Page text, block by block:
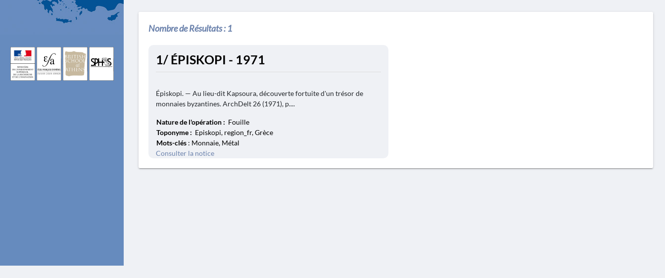
Nombre de Résultats :1
1/ ÉPISKOPI - 1971
Épiskopi. — Au lieu-dit Kapsoura, découverte fortuite d'un trésor de
monnaies byzantines. ArchDelt 26 (1971), p....
Nature de l'opération : Fouille
Toponyme : Episkopi, region_fr, Grèce
Mots-clés : Monnaie, Métal
Consulter la notice